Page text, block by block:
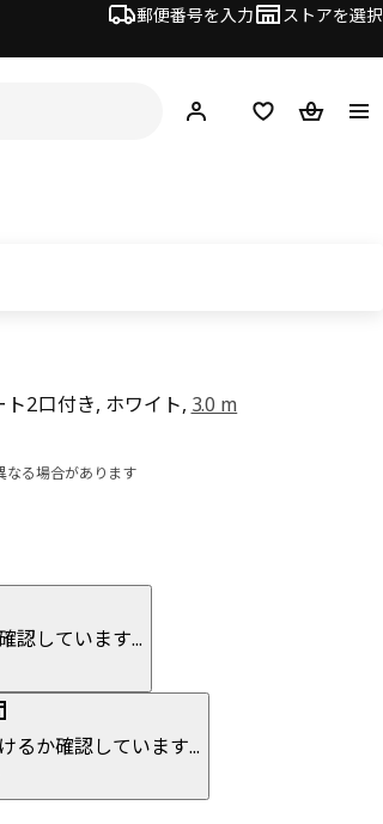
郵便番号を入力 ストアを選択
ログイン・新規入会
欲しいものリスト
カート
2口付き, ホワイト, 3.0 m
なる場合があります
認しています...
るか確認しています...